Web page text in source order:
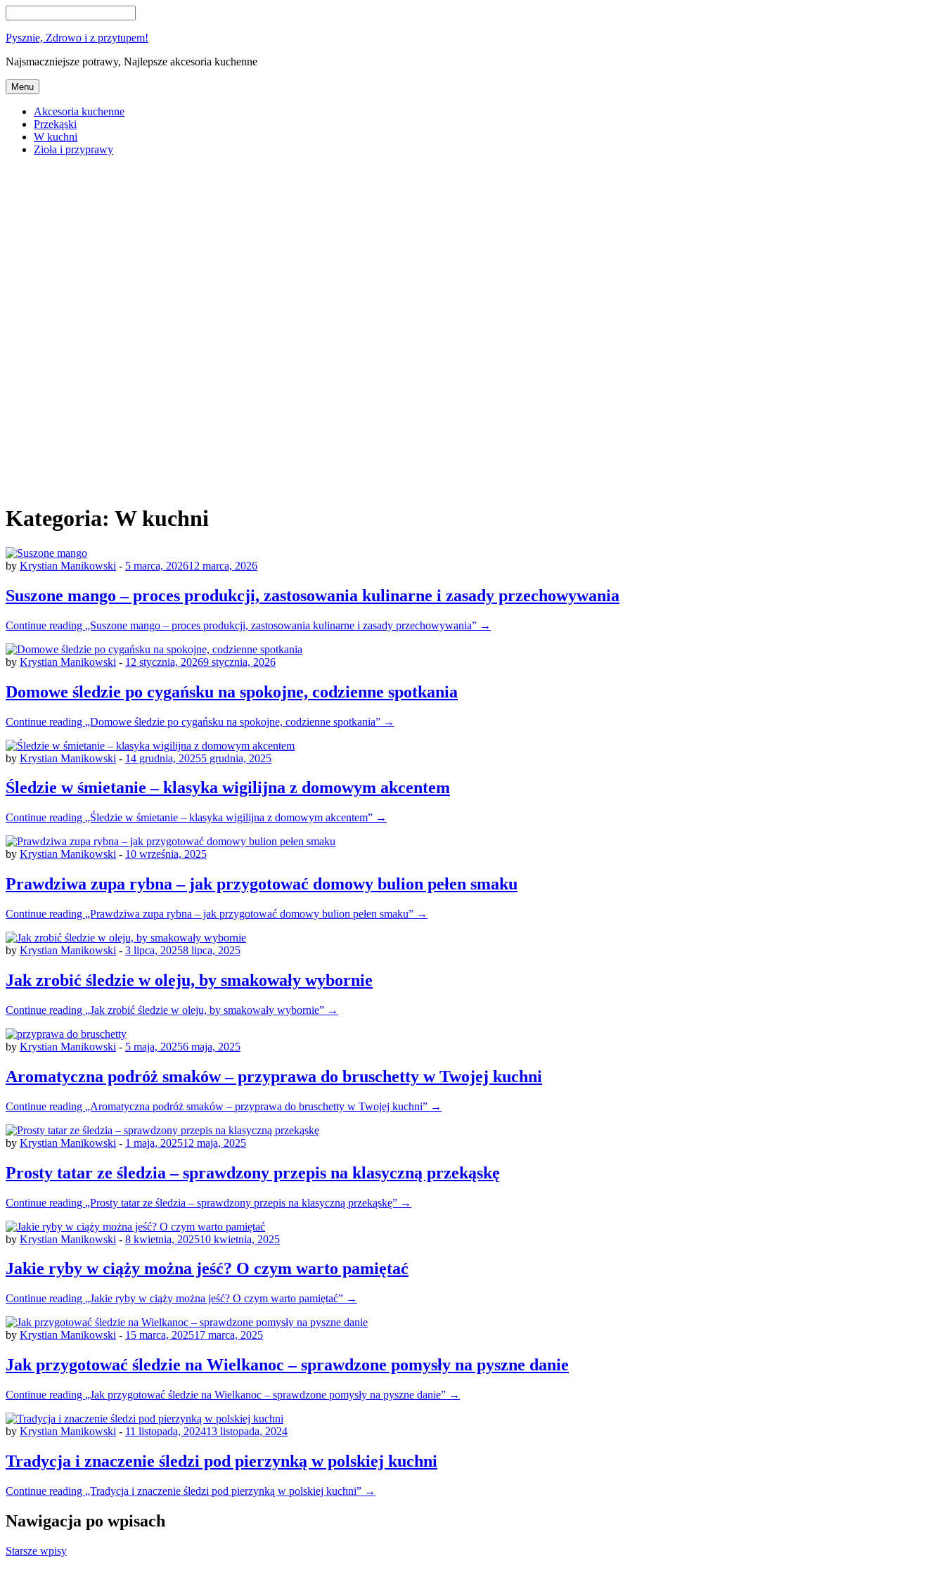
Pysznie, Zdrowo i z przytupem!
Najsmaczniejsze potrawy, Najlepsze akcesoria kuchenne
Menu
Akcesoria kuchenne
Przekąski
W kuchni
Zioła i przyprawy
Kategoria: W kuchni
by Krystian Manikowski - 5 marca, 202612 marca, 2026
Suszone mango – proces produkcji, zastosowania kulinarne i zasady przechowywania
Continue reading „Suszone mango – proces produkcji, zastosowania kulinarne i zasady przechowywania” →
by Krystian Manikowski - 12 stycznia, 20269 stycznia, 2026
Domowe śledzie po cygańsku na spokojne, codzienne spotkania
Continue reading „Domowe śledzie po cygańsku na spokojne, codzienne spotkania” →
by Krystian Manikowski - 14 grudnia, 20255 grudnia, 2025
Śledzie w śmietanie – klasyka wigilijna z domowym akcentem
Continue reading „Śledzie w śmietanie – klasyka wigilijna z domowym akcentem” →
by Krystian Manikowski - 10 września, 2025
Prawdziwa zupa rybna – jak przygotować domowy bulion pełen smaku
Continue reading „Prawdziwa zupa rybna – jak przygotować domowy bulion pełen smaku” →
by Krystian Manikowski - 3 lipca, 20258 lipca, 2025
Jak zrobić śledzie w oleju, by smakowały wybornie
Continue reading „Jak zrobić śledzie w oleju, by smakowały wybornie” →
by Krystian Manikowski - 5 maja, 20256 maja, 2025
Aromatyczna podróż smaków – przyprawa do bruschetty w Twojej kuchni
Continue reading „Aromatyczna podróż smaków – przyprawa do bruschetty w Twojej kuchni” →
by Krystian Manikowski - 1 maja, 202512 maja, 2025
Prosty tatar ze śledzia – sprawdzony przepis na klasyczną przekąskę
Continue reading „Prosty tatar ze śledzia – sprawdzony przepis na klasyczną przekąskę” →
by Krystian Manikowski - 8 kwietnia, 202510 kwietnia, 2025
Jakie ryby w ciąży można jeść? O czym warto pamiętać
Continue reading „Jakie ryby w ciąży można jeść? O czym warto pamiętać” →
by Krystian Manikowski - 15 marca, 202517 marca, 2025
Jak przygotować śledzie na Wielkanoc – sprawdzone pomysły na pyszne danie
Continue reading „Jak przygotować śledzie na Wielkanoc – sprawdzone pomysły na pyszne danie” →
by Krystian Manikowski - 11 listopada, 202413 listopada, 2024
Tradycja i znaczenie śledzi pod pierzynką w polskiej kuchni
Continue reading „Tradycja i znaczenie śledzi pod pierzynką w polskiej kuchni” →
Nawigacja po wpisach
Starsze wpisy